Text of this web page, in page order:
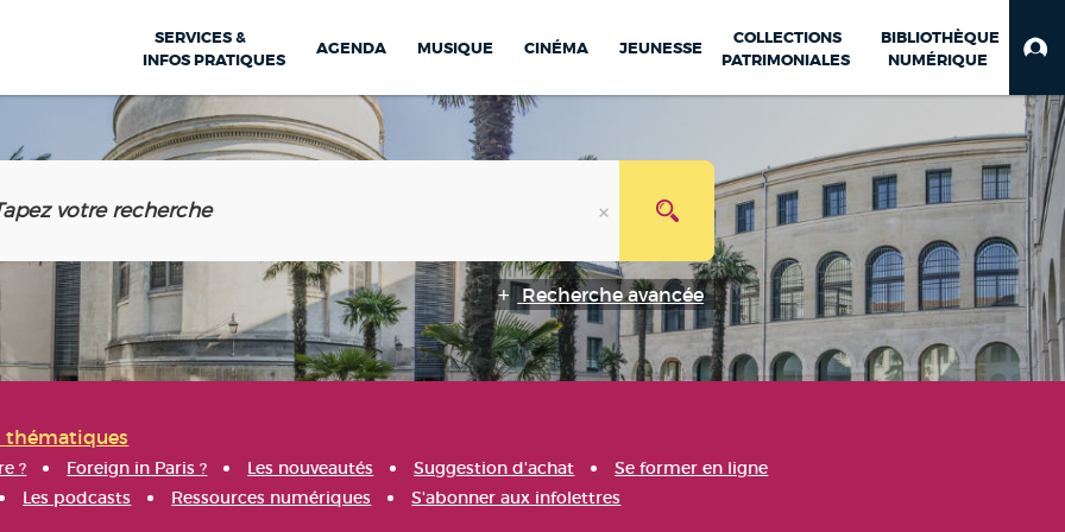
SERVICES &
INFOS PRATIQUES
AGENDA MUSIQUE CINÉMA JEUNESSE
COLLECTIONS
PATRIMONIALES
BIBLIOTHÈQUE
NUMÉRIQUE
Recherche avancée
thématiques
? Foreign in Paris ? Les nouveautés Suggestion d'achat
Se former en ligne
Les podcasts Ressources numériques S'abonner aux infolettres